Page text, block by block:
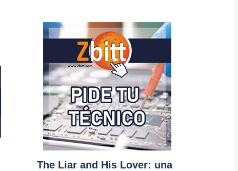
The Liar and His Lover: una